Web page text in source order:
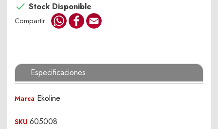
 Stock Disponible
Compartir WhatsApp
Facebook
Especificaciones
Marca Ekoline
SKU 605008